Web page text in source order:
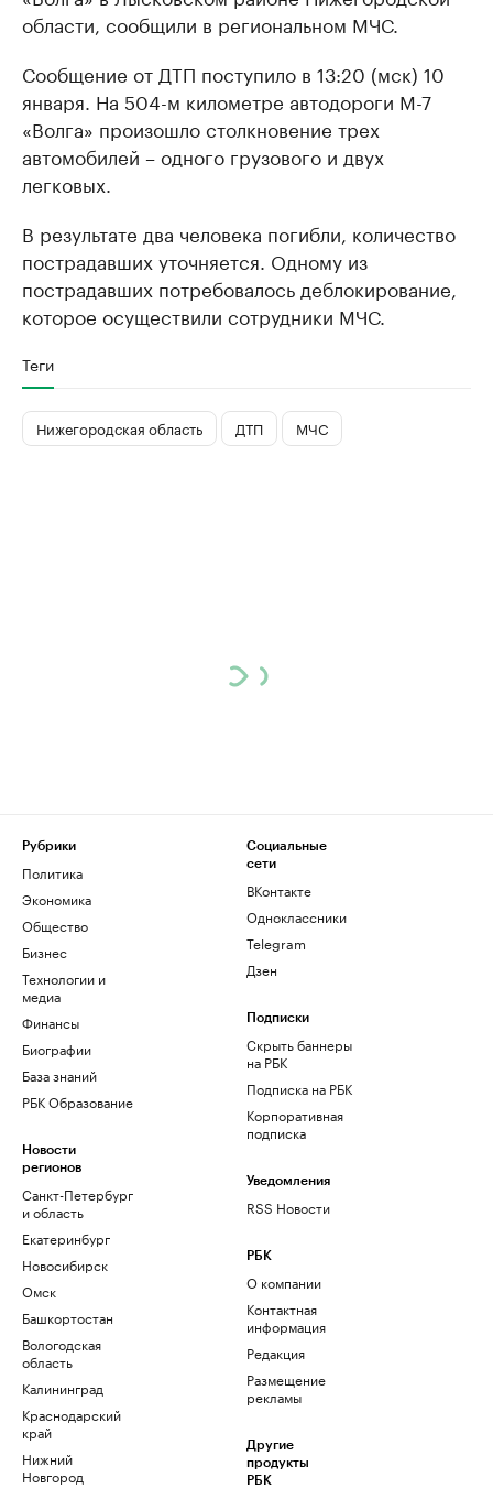
области, сообщили в региональном МЧС.
Сообщение от ДТП поступило в 13:20 (мск) 10
января. На 504-м километре автодороги М-7
«Волга» произошло столкновение трех
автомобилей – одного грузового и двух
легковых.
В результате два человека погибли, количество
пострадавших уточняется. Одному из
пострадавших потребовалось деблокирование,
которое осуществили сотрудники МЧС.
Теги
Нижегородская область ДТП МЧС
Рубрики
Политика
Экономика
Общество
Бизнес
Технологии и
медиа
Финансы
Биографии
База знаний
РБК Образование
Новости
регионов
Санкт-Петербург
и область
Екатеринбург
Новосибирск
Омск
Башкортостан
Вологодская
область
Калининград
Краснодарский
край
Нижний
Новгород
Социальные
сети
ВКонтакте
Одноклассники
Telegram
Дзен
Подписки
Скрыть баннеры
на РБК
Подписка на РБК
Корпоративная
подписка
Уведомления
RSS Новости
РБК
О компании
Контактная
информация
Редакция
Размещение
рекламы
Другие
продукты
РБК